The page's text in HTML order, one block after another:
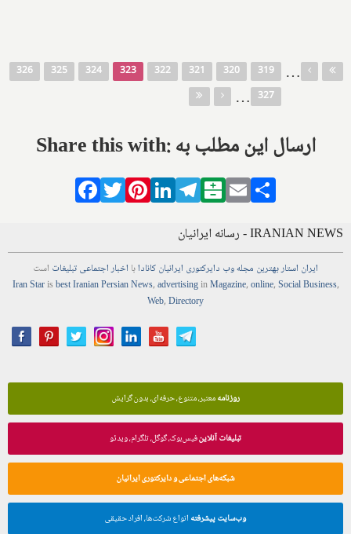
…
319
320
321
322
323
324
325
326
327
…
Share this with: ارسال این مطلب به
Facebook
TwitterPinterestLinkedIn
Telegram
Balatarin
Email
IRANIAN NEWS - رسانه ایرانیان
ایران استاربهترین مجلهوب دایرکتوری ایرانیان کانادابا اخباراجتماعیتبلیغات است
Iran Starisbest Iranian PersianNews,advertisinginMagazine,online,Social Business,
Web,Directory
روزنامهمعتبر، متنوع، حرفه‌ای، بدون گرایش
تبلیغات آنلاینفیس‌بوک، گوگل، تلگرام، ویدئو
شبکه‌های اجتماعی و دایرکتوری ایرانیان
وب‌سایت پیشرفته انواع شرکت‌ها، افراد حقیقی